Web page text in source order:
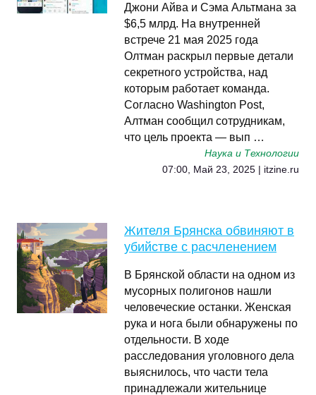
Джони Айва и Сэма Альтмана за
$6,5 млрд. На внутренней
встрече 21 мая 2025 года
Олтман раскрыл первые детали
секретного устройства, над
которым работает команда.
Согласно Washington Post,
Алтман сообщил сотрудникам,
что цель проекта — вып …
Наука и Технологии
07:00, Май 23, 2025 | itzine.ru
Жителя Брянска обвиняют в
убийстве с расчленением
В Брянской области на одном из
мусорных полигонов нашли
человеческие останки. Женская
рука и нога были обнаружены по
отдельности. В ходе
расследования уголовного дела
выяснилось, что части тела
принадлежали жительнице